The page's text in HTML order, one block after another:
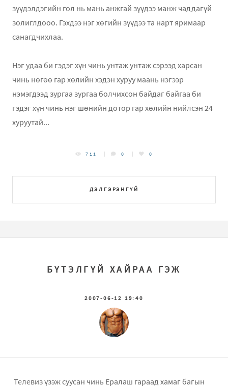
зүүдэлдэгийн гол нь мань анжгай зүүдээ манж чаддагүй
золиглдооо. Гэхдээ нэг хөгийн зүүдээ та нарт яримаар
санагдчихлаа.
Нэг удаа би гэдэг хүн чинь унтаж унтаж сэрээд харсан
чинь нөгөө гар хөлийн хэдэн хуруу маань нэгээр
нэмэгдээд зургаа зургаа болчихсон байдаг байгаа би
гэдэг хүн чинь нэг шөнийн дотор гар хөлийн нийлсэн 24
хуруутай...
ДЭЛГЭРЭНГҮЙ
711 0 0
БҮТЭЛГҮЙ ХАЙРАА ГЭЖ
2007-06-12 19:40
Телевиз үзэж суусан чинь Ералаш гараад хамаг багын